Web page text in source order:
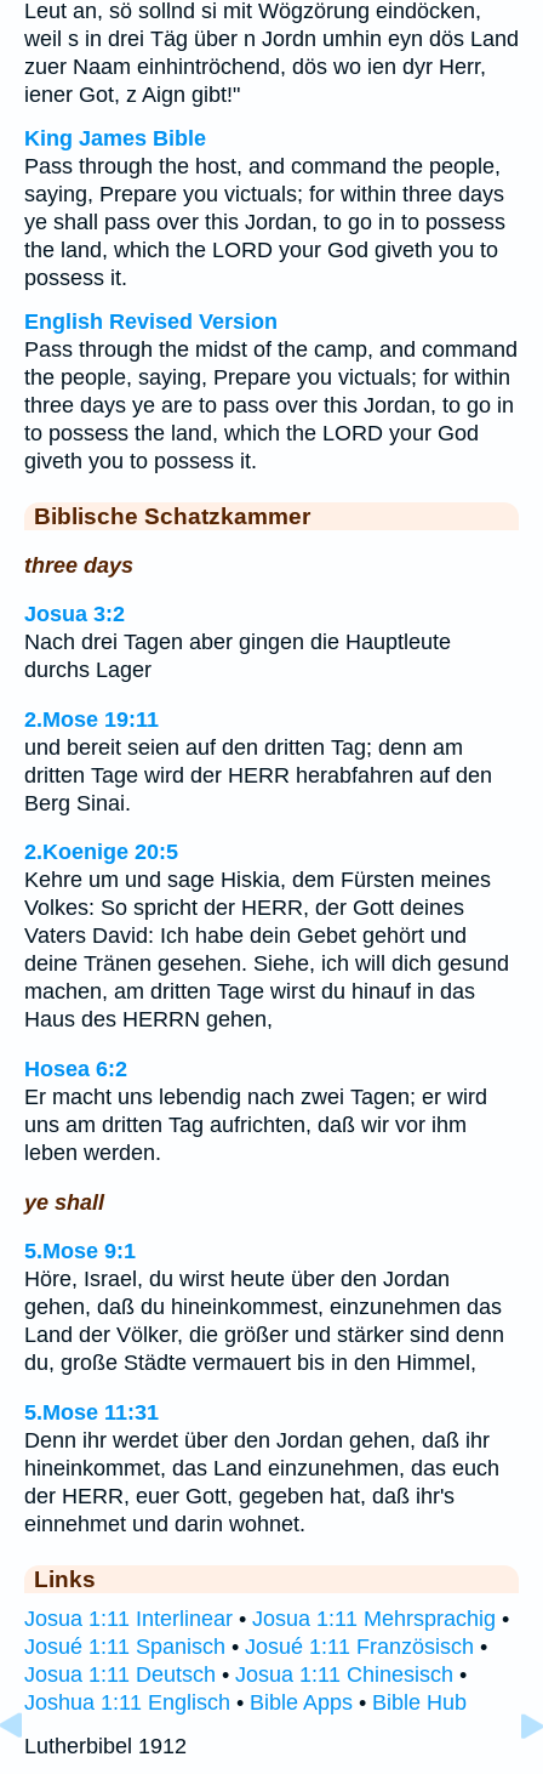
Leut an, sö sollnd si mit Wögzörung eindöcken,
weil s in drei Täg über n Jordn umhin eyn dös Land
zuer Naam einhintröchend, dös wo ien dyr Herr,
iener Got, z Aign gibt!"
King James Bible
Pass through the host, and command the people,
saying, Prepare you victuals; for within three days
ye shall pass over this Jordan, to go in to possess
the land, which the LORD your God giveth you to
possess it.
English Revised Version
Pass through the midst of the camp, and command
the people, saying, Prepare you victuals; for within
three days ye are to pass over this Jordan, to go in
to possess the land, which the LORD your God
giveth you to possess it.
Biblische Schatzkammer
three days
Josua 3:2
Nach drei Tagen aber gingen die Hauptleute
durchs Lager
2.Mose 19:11
und bereit seien auf den dritten Tag; denn am
dritten Tage wird der HERR herabfahren auf den
Berg Sinai.
2.Koenige 20:5
Kehre um und sage Hiskia, dem Fürsten meines
Volkes: So spricht der HERR, der Gott deines
Vaters David: Ich habe dein Gebet gehört und
deine Tränen gesehen. Siehe, ich will dich gesund
machen, am dritten Tage wirst du hinauf in das
Haus des HERRN gehen,
Hosea 6:2
Er macht uns lebendig nach zwei Tagen; er wird
uns am dritten Tag aufrichten, daß wir vor ihm
leben werden.
ye shall
5.Mose 9:1
Höre, Israel, du wirst heute über den Jordan
gehen, daß du hineinkommest, einzunehmen das
Land der Völker, die größer und stärker sind denn
du, große Städte vermauert bis in den Himmel,
5.Mose 11:31
Denn ihr werdet über den Jordan gehen, daß ihr
hineinkommet, das Land einzunehmen, das euch
der HERR, euer Gott, gegeben hat, daß ihr's
einnehmet und darin wohnet.
Links
Josua 1:11 Interlinear • Josua 1:11 Mehrsprachig •
Josué 1:11 Spanisch • Josué 1:11 Französisch •
Josua 1:11 Deutsch • Josua 1:11 Chinesisch •
Joshua 1:11 Englisch • Bible Apps • Bible Hub
Lutherbibel 1912